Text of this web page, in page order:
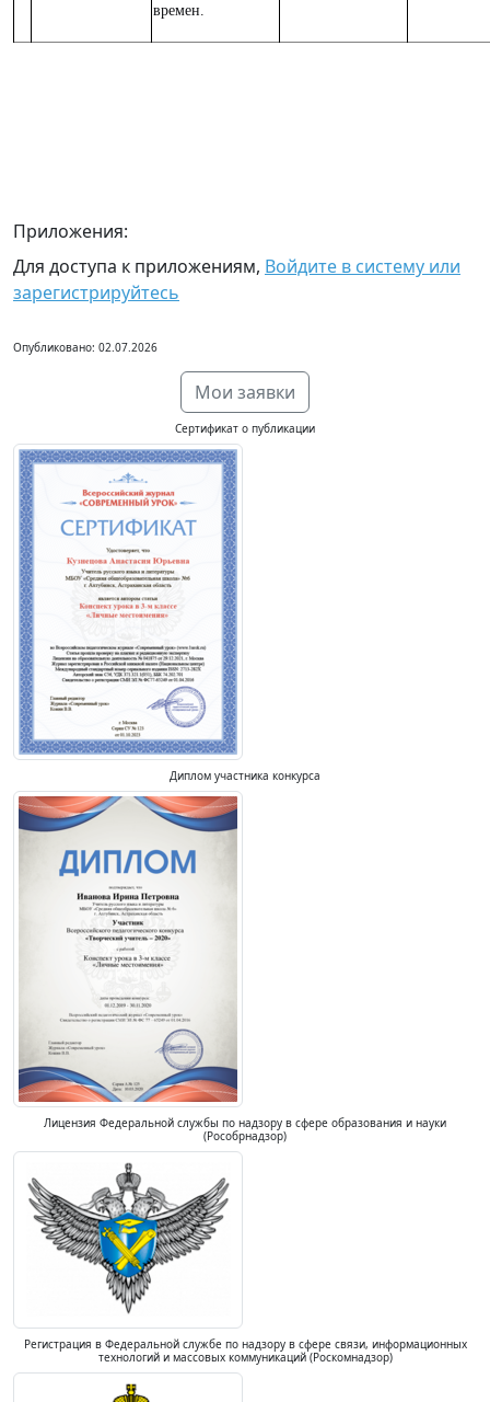
времен.
Приложения:
Для доступа к приложениям, Войдите в систему или
зарегистрируйтесь
Опубликовано: 02.07.2026
Мои заявки
Сертификат о публикации
Диплом участника конкурса
Лицензия Федеральной службы по надзору в сфере образования и науки
(Рособрнадзор)
Регистрация в Федеральной службе по надзору в сфере связи, информационных
технологий и массовых коммуникаций (Роскомнадзор)